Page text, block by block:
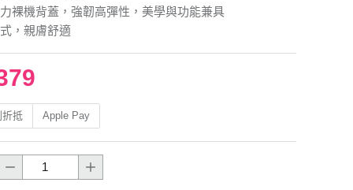
裸機背蓋，強韌高彈性，美學與功能兼具
，親膚舒適
抵 Apple Pay